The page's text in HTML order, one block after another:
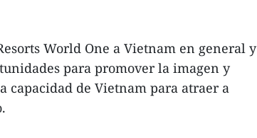
World One a Vietnam en general y
para promover la imagen y
de Vietnam para atraer a